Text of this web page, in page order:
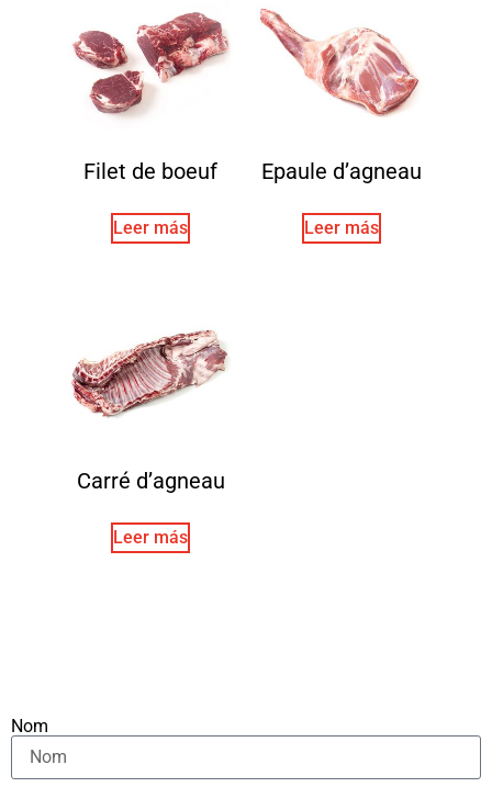
Filet de boeuf
Leer más
Epaule d’agneau
Leer más
Carré d’agneau
Leer más
Nom